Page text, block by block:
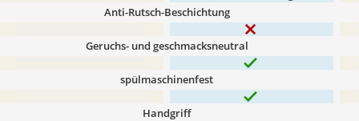
Anti-Rutsch-Beschichtung
Geruchs- und geschmacksneutral
spülmaschinenfest
Handgriff